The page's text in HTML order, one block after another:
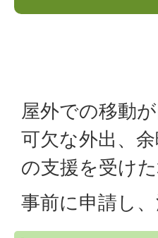
屋外での移動
可欠な外出、
の支援を受け
事前に申請し